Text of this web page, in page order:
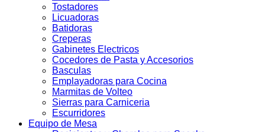
Tostadores
Licuadoras
Batidoras
Creperas
Gabinetes Electricos
Cocedores de Pasta y Accesorios
Basculas
Emplayadoras para Cocina
Marmitas de Volteo
Sierras para Carniceria
Escurridores
Equipo de Mesa